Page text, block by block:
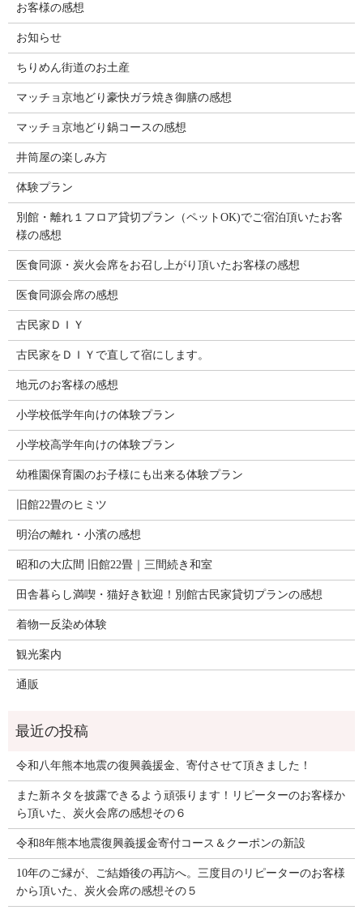
お客様の感想
お知らせ
ちりめん街道のお土産
マッチョ京地どり豪快ガラ焼き御膳の感想
マッチョ京地どり鍋コースの感想
井筒屋の楽しみ方
体験プラン
別館・離れ１フロア貸切プラン（ペットOK)でご宿泊頂いたお客
様の感想
医食同源・炭火会席をお召し上がり頂いたお客様の感想
医食同源会席の感想
古民家ＤＩＹ
古民家をＤＩＹで直して宿にします。
地元のお客様の感想
小学校低学年向けの体験プラン
小学校高学年向けの体験プラン
幼稚園保育園のお子様にも出来る体験プラン
旧館22畳のヒミツ
明治の離れ・小濱の感想
昭和の大広間 旧館22畳｜三間続き和室
田舎暮らし満喫・猫好き歓迎！別館古民家貸切プランの感想
着物一反染め体験
観光案内
通販
令和八年熊本地震の復興義援金、寄付させて頂きました！
また新ネタを披露できるよう頑張ります！リピーターのお客様か
ら頂いた、炭火会席の感想その６
令和8年熊本地震復興義援金寄付コース＆クーポンの新設
10年のご縁が、ご結婚後の再訪へ。三度目のリピーターのお客様
から頂いた、炭火会席の感想その５